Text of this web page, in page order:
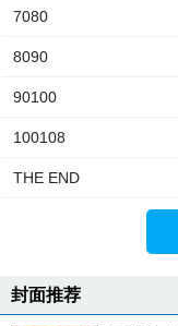
7080
8090
90100
100108
THE END
封面推荐